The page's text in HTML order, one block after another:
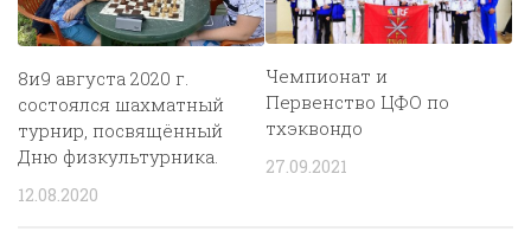
8и9 августа 2020 г.
состоялся шахматный
турнир, посвящённый
Дню физкультурника.
12.08.2020
Чемпионат и
Первенство ЦФО по
тхэквондо
27.09.2021